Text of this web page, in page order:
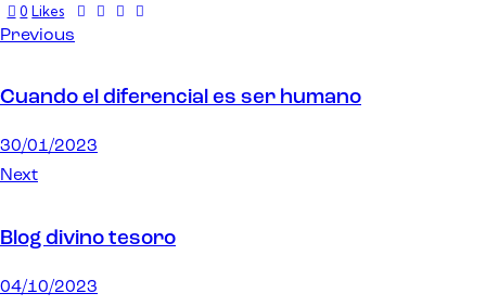
0 Likes
Navegación
de
entradas
Previous
Cuando el diferencial es ser humano
30/01/2023
Next
Blog divino tesoro
04/10/2023